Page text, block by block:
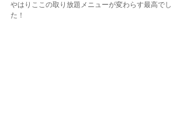
やはりここの取り放題メニューが変わらす最高でし
た！